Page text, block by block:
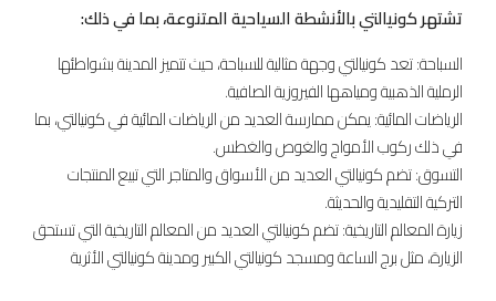
تشتهر كونيالتي بالأنشطة السياحية المتنوعة، بما في ذلك:
السباحة: تعد كونيالتي وجهة مثالية للسباحة، حيث تتميز المدينة بشواطئها
الرملية الذهبية ومياهها الفيروزية الصافية.
الرياضات المائية: يمكن ممارسة العديد من الرياضات المائية في كونيالتي، بما
في ذلك ركوب الأمواج والغوص والغطس.
التسوق: تضم كونيالتي العديد من الأسواق والمتاجر التي تبيع المنتجات
التركية التقليدية والحديثة.
زيارة المعالم التاريخية: تضم كونيالتي العديد من المعالم التاريخية التي تستحق
الزيارة، مثل برج الساعة ومسجد كونيالتي الكبير ومدينة كونيالتي الأثرية